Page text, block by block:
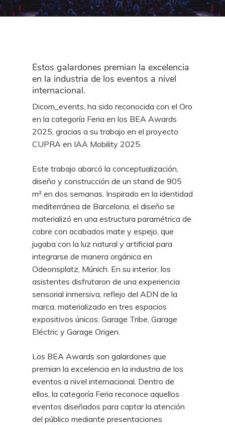
Estos galardones premian la excelencia
en la industria de los eventos a nivel
internacional.
Dicom_events, ha sido reconocida con el Oro
en la categoría Feria en los BEA Awards
2025, gracias a su trabajo en el proyecto
CUPRA en IAA Mobility 2025.
Este trabajo abarcó la conceptualización,
diseño y construcción de un stand de 905
m² en dos semanas. Inspirado en la identidad
mediterránea de Barcelona, el diseño se
materializó en una estructura paramétrica de
cobre con acabados mate y espejo, que
jugaba con la luz natural y artificial para
integrarse de manera orgánica en
Odeonsplatz, Múnich. En su interior, los
asistentes disfrutaron de una experiencia
sensorial inmersiva, reflejo del ADN de la
marca, materializado en tres espacios
expositivos únicos: Garage Tribe, Garage
Eléctric y Garage Origen.
Los BEA Awards son galardones que
premian la excelencia en la industria de los
eventos a nivel internacional. Dentro de
ellos, la categoría Feria reconoce aquellos
eventos diseñados para captar la atención
del público mediante presentaciones